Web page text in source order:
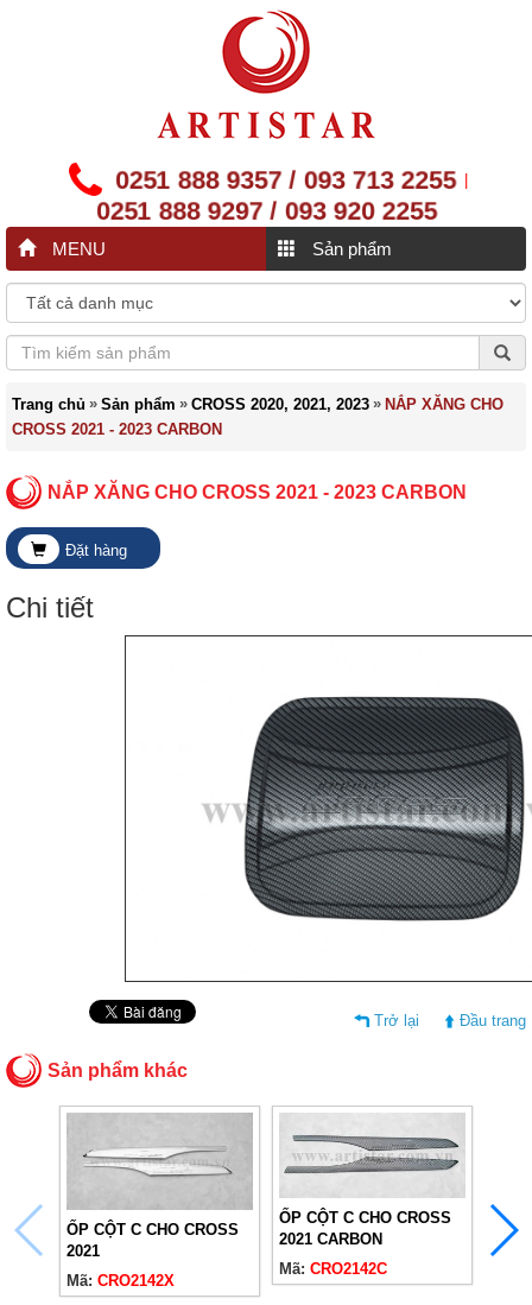
0251 888 9357 / 093 713 2255
0251 888 9297 / 093 920 2255
MENU Sản phẩm
Trang chủ » Sản phẩm » CROSS 2020, 2021, 2023 » NẮP XĂNG CHO
CROSS 2021 - 2023 CARBON
NẮP XĂNG CHO CROSS 2021 - 2023 CARBON
Đặt hàng
Chi tiết
Trở lại Đầu trang
Sản phẩm khác
ỐP CỘT C CHO CROSS
2021
Mã: CRO2142X
ỐP CỘT C CHO CROSS
2021 CARBON
Mã: CRO2142C
Mã: